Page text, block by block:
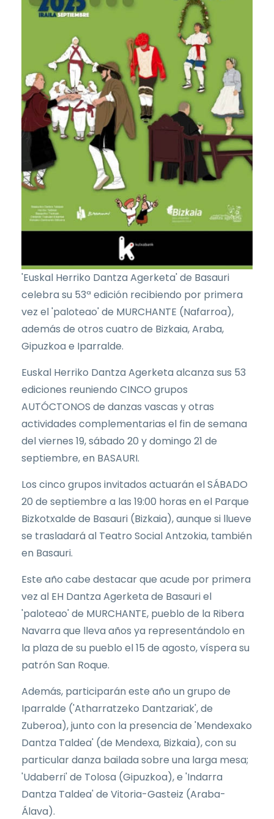
'Euskal Herriko Dantza Agerketa' de Basauri
celebra su 53ª edición recibiendo por primera
vez el 'paloteao' de MURCHANTE (Nafarroa),
además de otros cuatro de Bizkaia, Araba,
Gipuzkoa e Iparralde.
Euskal Herriko Dantza Agerketa alcanza sus 53
ediciones reuniendo CINCO grupos
AUTÓCTONOS de danzas vascas y otras
actividades complementarias el fin de semana
del viernes 19, sábado 20 y domingo 21 de
septiembre, en BASAURI.
Los cinco grupos invitados actuarán el SÁBADO
20 de septiembre a las 19:00 horas en el Parque
Bizkotxalde de Basauri (Bizkaia), aunque si llueve
se trasladará al Teatro Social Antzokia, también
en Basauri.
Este año cabe destacar que acude por primera
vez al EH Dantza Agerketa de Basauri el
'paloteao' de MURCHANTE, pueblo de la Ribera
Navarra que lleva años ya representándolo en
la plaza de su pueblo el 15 de agosto, víspera su
patrón San Roque.
Además, participarán este año un grupo de
Iparralde ('Atharratzeko Dantzariak', de
Zuberoa), junto con la presencia de 'Mendexako
Dantza Taldea' (de Mendexa, Bizkaia), con su
particular danza bailada sobre una larga mesa;
'Udaberri' de Tolosa (Gipuzkoa), e 'Indarra
Dantza Taldea' de Vitoria-Gasteiz (Araba-
Álava).